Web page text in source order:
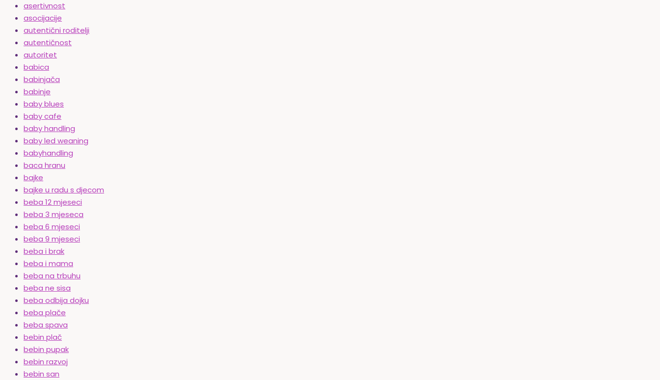
asertivnost
asocijacije
autentični roditelji
autentičnost
autoritet
babica
babinjača
babinje
baby blues
baby cafe
baby handling
baby led weaning
babyhandling
baca hranu
bajke
bajke u radu s djecom
beba 12 mjeseci
beba 3 mjeseca
beba 6 mjeseci
beba 9 mjeseci
beba i brak
beba i mama
beba na trbuhu
beba ne sisa
beba odbija dojku
beba plače
beba spava
bebin plač
bebin pupak
bebin razvoj
bebin san